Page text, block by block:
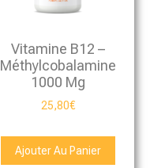
Vitamine B12 –
Méthylcobalamine
1000 Μg
25,80€
Ajouter Au Panier